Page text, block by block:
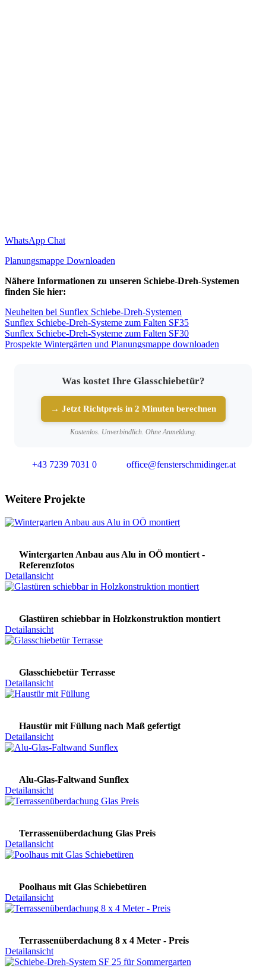
WhatsApp Chat
Planungsmappe Downloaden
Nähere Informationen zu unseren Schiebe-Dreh-Systemen
finden Sie hier:
Neuheiten bei Sunflex Schiebe-Dreh-Systemen
Sunflex Schiebe-Dreh-Systeme zum Falten SF35
Sunflex Schiebe-Dreh-Systeme zum Falten SF30
Prospekte Wintergärten und Planungsmappe downloaden
Was kostet Ihre Glasschiebetür?
→ Jetzt Richtpreis in 2 Minuten berechnen
Kostenlos. Unverbindlich. Ohne Anmeldung.
+43 7239 7031 0 office@fensterschmidinger.at
Weitere Projekte
Wintergarten Anbau aus Alu in OÖ montiert -
Referenzfotos
Detailansicht
Glastüren schiebbar in Holzkonstruktion montiert
Detailansicht
Glasschiebetür Terrasse
Detailansicht
Haustür mit Füllung nach Maß gefertigt
Detailansicht
Alu-Glas-Faltwand Sunflex
Detailansicht
Terrassenüberdachung Glas Preis
Detailansicht
Poolhaus mit Glas Schiebetüren
Detailansicht
Terrassenüberdachung 8 x 4 Meter - Preis
Detailansicht